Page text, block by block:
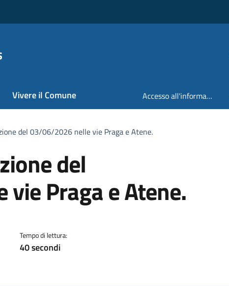
Vivere il Comune Accesso all'informazione
del 03/06/2026 nelle vie Praga e Atene.
del
Praga e Atene.
Tempo di lettura:
40 secondi